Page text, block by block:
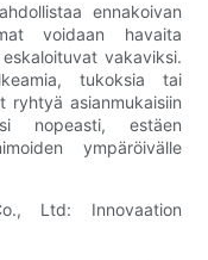
ennakoivan
voidaan havaita
vakaviksi.
tukoksia tai
ryhtyä asianmukaisiin
nopeasti, estäen
ympäröivälle
Ltd: Innovaation